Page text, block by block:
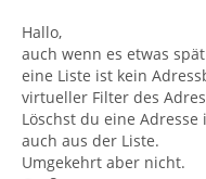
Hallo,
auch wenn es etwas
eine Liste ist kein
virtueller Filter des
Löschst du eine
auch aus der Liste.
Umgekehrt aber nicht.